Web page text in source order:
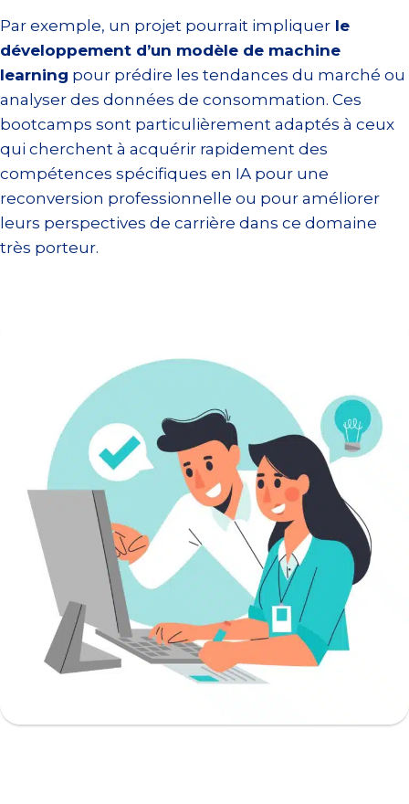
Par exemple, un projet pourrait impliquer le
développement d’un modèle de machine
learning pour prédire les tendances du marché ou
analyser des données de consommation. Ces
bootcamps sont particulièrement adaptés à ceux
qui cherchent à acquérir rapidement des
compétences spécifiques en IA pour une
reconversion professionnelle ou pour améliorer
leurs perspectives de carrière dans ce domaine
très porteur.